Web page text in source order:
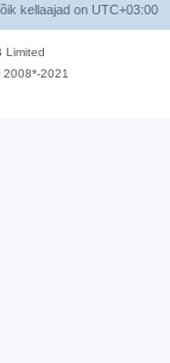
kellaajad on UTC+03:00
Limited
2021